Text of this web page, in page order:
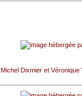
Michel Dixmier et Véronique